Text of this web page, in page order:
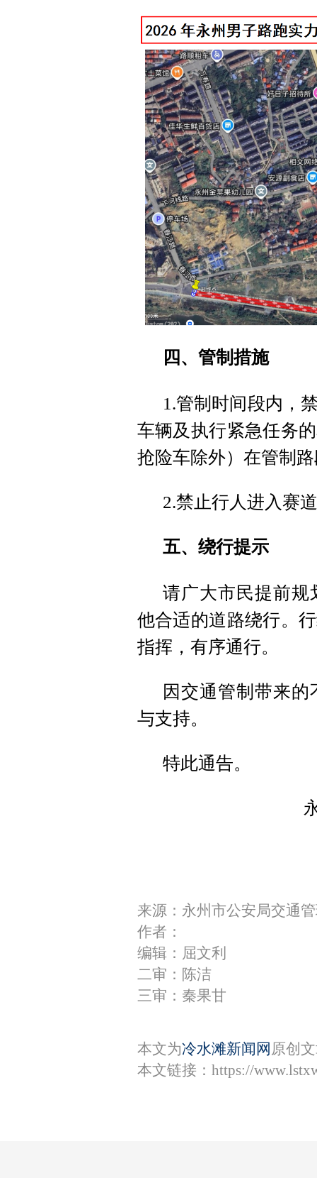
四、管制措施
1.管制时间段内，
车辆及执行紧急任务
抢险车除外）在管制
2.禁止行人进入赛
五、绕行提示
请广大市民提前规
他合适的道路绕行。
指挥，有序通行。
因交通管制带来
与支持。
特此通告。
来源：永州市公安局交通
作者：
编辑：屈文利
二审：陈洁
三审：秦果甘
本文为冷水滩新闻网 原创
本文链接： https://